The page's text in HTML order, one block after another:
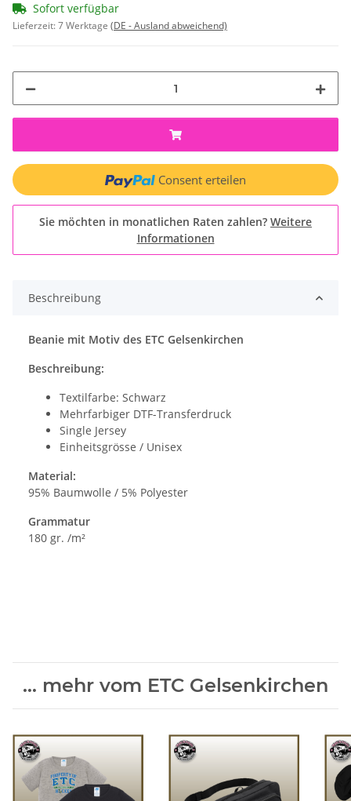
Sofort verfügbar
Lieferzeit:7 Werktage (DE - Ausland abweichend)
Consent erteilen
Sie möchten in monatlichen Raten zahlen? Weitere
Informationen
Beschreibung
Beanie mit Motiv des ETC Gelsenkirchen
Beschreibung:
Textilfarbe: Schwarz
Mehrfarbiger DTF-Transferdruck
Single Jersey
Einheitsgrösse / Unisex
Material:
95% Baumwolle / 5% Polyester
Grammatur
180 gr. /m²
... mehr vom ETC Gelsenkirchen